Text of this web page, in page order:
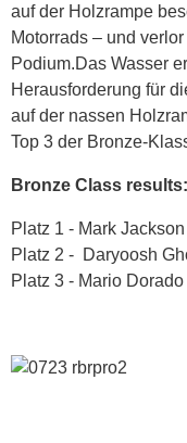
auf der Holzrampe
Motorrads – und
Podium.Das Wasser
Herausforderung für
auf der nassen
Top 3 der Bronze-
Bronze Class results:
Platz 1 - Mark
Platz 2 - Daryoosh
Platz 3 - Mario